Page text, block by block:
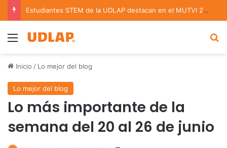
Estudiantes STEM de la UDLAP destacan en el MUTVI 2026
Menu
Inicio / Lo mejor del blog
Lo mejor del blog
Lo más importante de la
semana del 20 al 26 de junio